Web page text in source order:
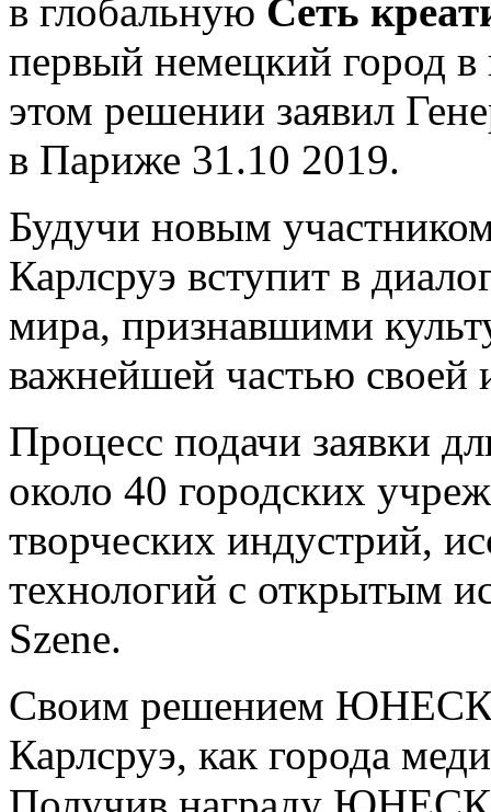
в глобальную Сеть
первый немецкий город в
этом решении заявил
в Париже 31.10 2019.
Будучи новым
Карлсруэ вступит в
мира, признавшими
важнейшей частью своей
Процесс подачи заявки
около 40 городских
творческих индустрий,
технологий с открытым
Szene.
Своим решением
Карлсруэ, как города